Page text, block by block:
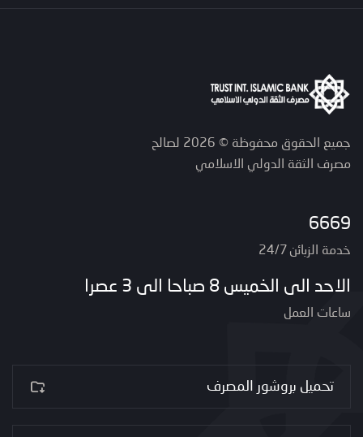
جميع الحقوق محفوظة © 2026 لصالح
مصرف الثقة الدولي الاسلامي
6669
خدمة الزبائن 24/7
الاحد الى الخميس 8 صباحا الى 3 عصرا
ساعات العمل
تحميل بروشور المصرف